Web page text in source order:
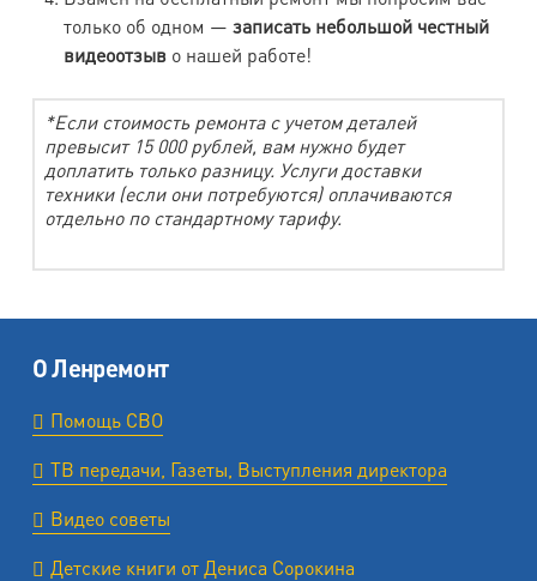
только об одном —записать небольшой честный
видеоотзыв о нашей работе!
*Если стоимость ремонта с учетом деталей
превысит 15 000 рублей, вам нужно будет
доплатить только разницу. Услуги доставки
техники (если они потребуются) оплачиваются
отдельно по стандартному тарифу.
О Ленремонт
Помощь СВО
ТВ передачи, Газеты, Выступления директора
Видео советы
Детские книги от Дениса Сорокина